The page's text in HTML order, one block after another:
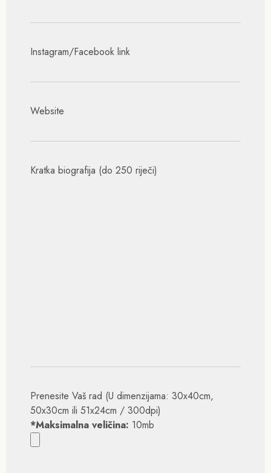
Instagram/Facebook link
Website
Kratka biografija (do 250 riječi)
Prenesite Vaš rad (U dimenzijama: 30x40cm,
50x30cm ili 51x24cm / 300dpi)
*Maksimalna veličina: 10mb